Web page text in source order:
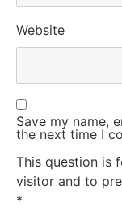
Website
Save my name,
the next time I
This question is
visitor and to
*